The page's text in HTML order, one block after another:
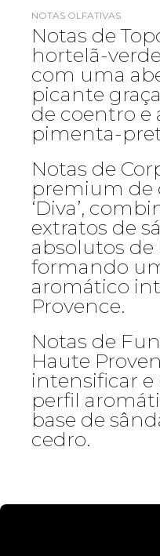
NOTAS OLFATIVAS
Notas de
hortelã-
com uma
picante
de coentro e
pimenta-
Notas de
premium de
‘Diva’,
extratos de
absolutos de
formando
aromático
Provence.
Notas de
Haute
intensificar
perfil
base de
cedro.